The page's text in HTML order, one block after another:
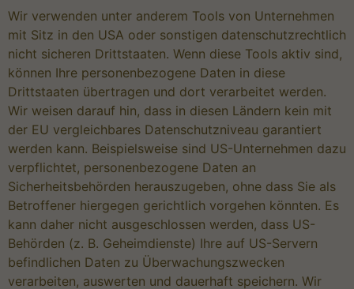
Wir verwenden unter anderem Tools von Unternehmen
mit Sitz in den USA oder sonstigen datenschutzrechtlich
nicht sicheren Drittstaaten. Wenn diese Tools aktiv sind,
können Ihre personenbezogene Daten in diese
Drittstaaten übertragen und dort verarbeitet werden.
Wir weisen darauf hin, dass in diesen Ländern kein mit
der EU vergleichbares Datenschutzniveau garantiert
werden kann. Beispielsweise sind US-Unternehmen dazu
verpflichtet, personenbezogene Daten an
Sicherheitsbehörden herauszugeben, ohne dass Sie als
Betroffener hiergegen gerichtlich vorgehen könnten. Es
kann daher nicht ausgeschlossen werden, dass US-
Behörden (z. B. Geheimdienste) Ihre auf US-Servern
befindlichen Daten zu Überwachungszwecken
verarbeiten, auswerten und dauerhaft speichern. Wir